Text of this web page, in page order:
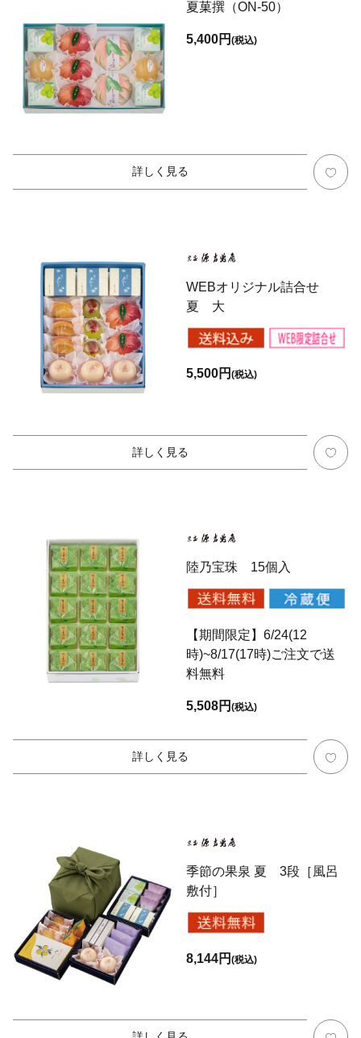
夏菓撰（ON-50）
5,400円(税込)
詳しく見る
WEBオリジナル詰合せ
夏 大
5,500円(税込)
詳しく見る
陸乃宝珠 15個入
【期間限定】6/24(12
時)~8/17(17時)ご注文で送
料無料
5,508円(税込)
詳しく見る
季節の果泉 夏 3段［風呂
敷付］
8,144円(税込)